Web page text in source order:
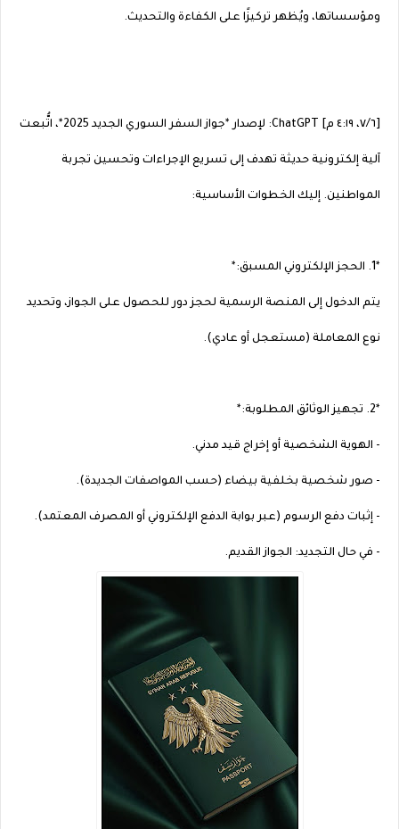
ومؤسساتها، ويُظهر تركيزًا على الكفاءة والتحديث.
[٦‏/٧، ٤:١٩ م] ChatGPT: لإصدار *جواز السفر السوري الجديد 2025*، اتُّبعت
آلية إلكترونية حديثة تهدف إلى تسريع الإجراءات وتحسين تجربة
المواطنين. إليك الخطوات الأساسية:
*1. الحجز الإلكتروني المسبق:*
يتم الدخول إلى المنصة الرسمية لحجز دور للحصول على الجواز، وتحديد
نوع المعاملة (مستعجل أو عادي).
*2. تجهيز الوثائق المطلوبة:*
- الهوية الشخصية أو إخراج قيد مدني.
- صور شخصية بخلفية بيضاء (حسب المواصفات الجديدة).
- إثبات دفع الرسوم (عبر بوابة الدفع الإلكتروني أو المصرف المعتمد).
- في حال التجديد: الجواز القديم.